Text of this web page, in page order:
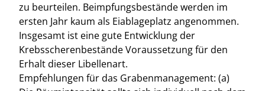
zu beurteilen. Beimpfungsbestände werden im
ersten Jahr kaum als Eiablageplatz angenommen.
Insgesamt ist eine gute Entwicklung der
Krebsscherenbestände Voraussetzung für den
Erhalt dieser Libellenart.
Empfehlungen für das Grabenmanagement: (a)